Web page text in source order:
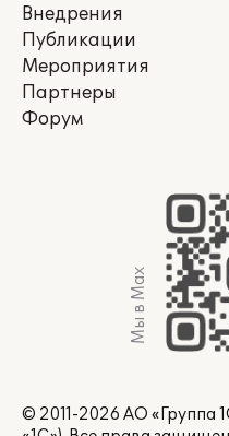
Внедрения
Публикации
Мероприятия
Партнеры
Форум
Мы в Max
© 2011-2026 АО «Группа